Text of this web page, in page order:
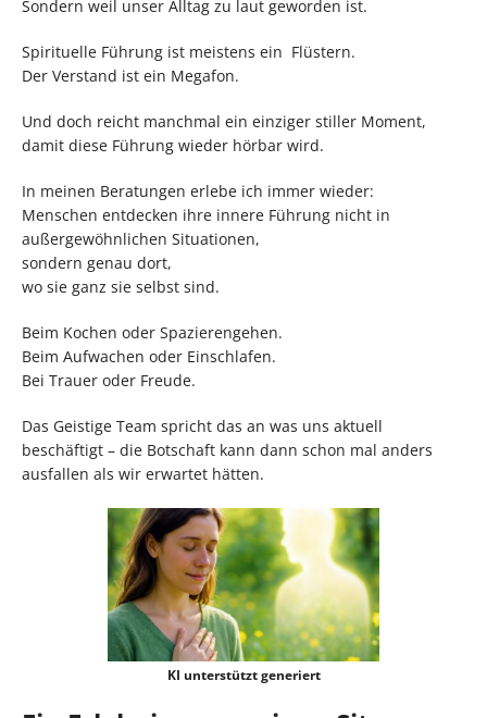
Sondern weil unser Alltag zu laut geworden ist.
Spirituelle Führung ist meistens ein Flüstern.
Der Verstand ist ein Megafon.
Und doch reicht manchmal ein einziger stiller Moment,
damit diese Führung wieder hörbar wird.
In meinen Beratungen erlebe ich immer wieder:
Menschen entdecken ihre innere Führung nicht in
außergewöhnlichen Situationen,
sondern genau dort,
wo sie ganz sie selbst sind.
Beim Kochen oder Spazierengehen.
Beim Aufwachen oder Einschlafen.
Bei Trauer oder Freude.
Das Geistige Team spricht das an was uns aktuell
beschäftigt – die Botschaft kann dann schon mal anders
ausfallen als wir erwartet hätten.
KI unterstützt generiert